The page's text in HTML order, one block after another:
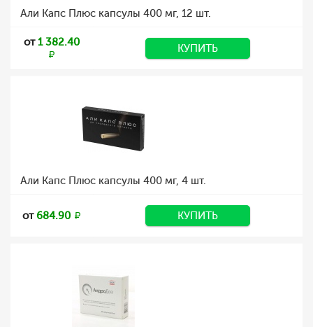
Али Капс Плюс капсулы 400 мг, 12 шт.
от1 382.40 КУПИТЬ
Али Капс Плюс капсулы 400 мг, 4 шт.
от684.90 КУПИТЬ